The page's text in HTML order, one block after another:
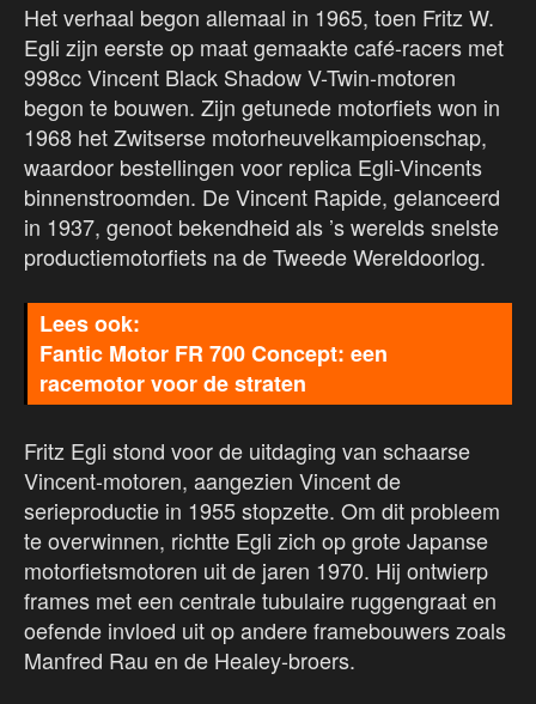
Het verhaal begon allemaal in 1965, toen Fritz W.
Egli zijn eerste op maat gemaakte café-racers met
998cc Vincent Black Shadow V-Twin-motoren
begon te bouwen. Zijn getunede motorfiets won in
1968 het Zwitserse motorheuvelkampioenschap,
waardoor bestellingen voor replica Egli-Vincents
binnenstroomden. De Vincent Rapide, gelanceerd
in 1937, genoot bekendheid als ’s werelds snelste
productiemotorfiets na de Tweede Wereldoorlog.
Fantic Motor FR 700 Concept: een
racemotor voor de straten
Fritz Egli stond voor de uitdaging van schaarse
Vincent-motoren, aangezien Vincent de
serieproductie in 1955 stopzette. Om dit probleem
te overwinnen, richtte Egli zich op grote Japanse
motorfietsmotoren uit de jaren 1970. Hij ontwierp
frames met een centrale tubulaire ruggengraat en
oefende invloed uit op andere framebouwers zoals
Manfred Rau en de Healey-broers.